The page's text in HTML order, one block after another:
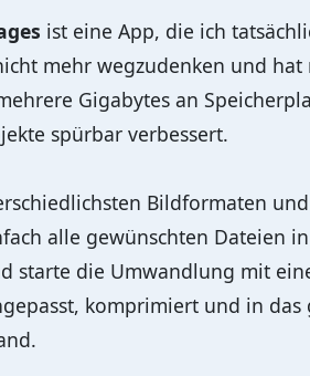
ist eine App, die ich
mehr wegzudenken und
Gigabytes an
spürbar verbessert.
Bildformaten
alle gewünschten Dateien
starte die Umwandlung mit
komprimiert und in